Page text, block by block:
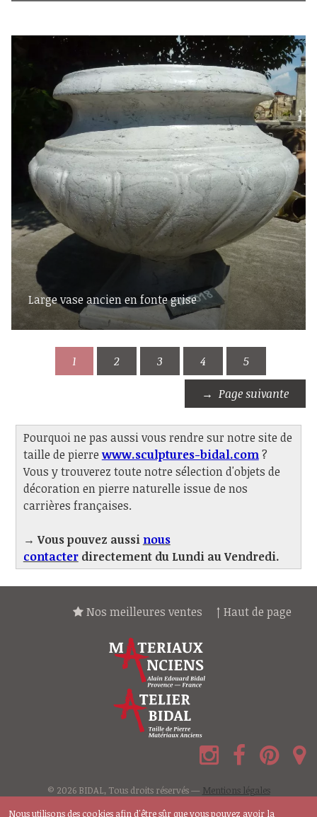
Large vase ancien en fonte grise
1 2 3 4 5
Page suivante
Pourquoi ne pas aussi vous rendre sur notre site de
taille de pierrewww.sculptures-bidal.com?
Vous y trouverez toute notre sélection d'objets de
décoration en pierre naturelle issue de nos
carrières françaises.
→ Vous pouvez aussi nous
contacterdirectement du Lundi au Vendredi.
↑ Haut de page
Nos meilleures ventes
© 2026 BIDAL, Tous droits réservés — Mentions légales
Nous utilisons des cookies afin d'être sûr que vous pouvez avoir la